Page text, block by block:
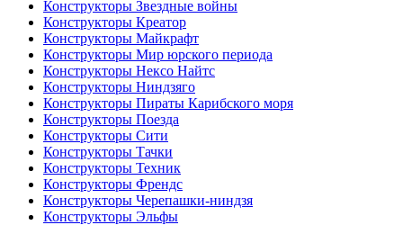
Конструкторы Звездные войны
Конструкторы Креатор
Конструкторы Майкрафт
Конструкторы Мир юрского периода
Конструкторы Нексо Найтс
Конструкторы Ниндзяго
Конструкторы Пираты Карибского моря
Конструкторы Поезда
Конструкторы Сити
Конструкторы Тачки
Конструкторы Техник
Конструкторы Френдс
Конструкторы Черепашки-ниндзя
Конструкторы Эльфы